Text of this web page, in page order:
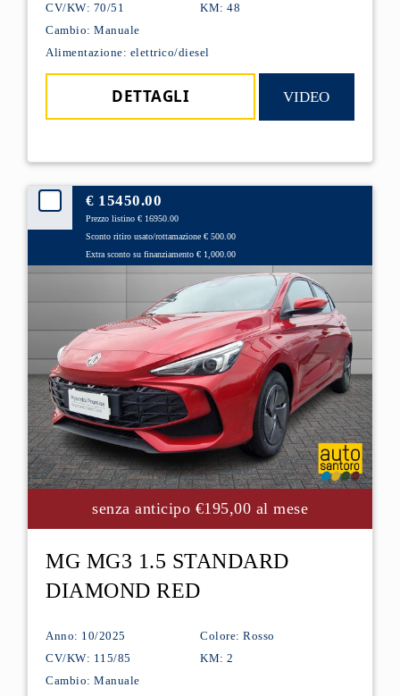
CV/KW: 70/51
KM: 48
Cambio: Manuale
Alimentazione: elettrico/diesel
DETTAGLI VIDEO
€ 15450.00
Prezzo listino € 16950.00
Sconto ritiro usato/rottamazione € 500.00
Extra sconto su finanziamento € 1,000.00
senza anticipo €195,00 al mese
MG MG3 1.5 STANDARD
DIAMOND RED
Anno: 10/2025
Colore: Rosso
CV/KW: 115/85
KM: 2
Cambio: Manuale